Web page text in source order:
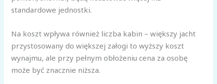
standardowe jednostki.
Na koszt wpływa również liczba kabin – większy jacht
przystosowany do większej załogi to wyższy koszt
wynajmu, ale przy pełnym obłożeniu cena za osobę
może być znacznie niższa.